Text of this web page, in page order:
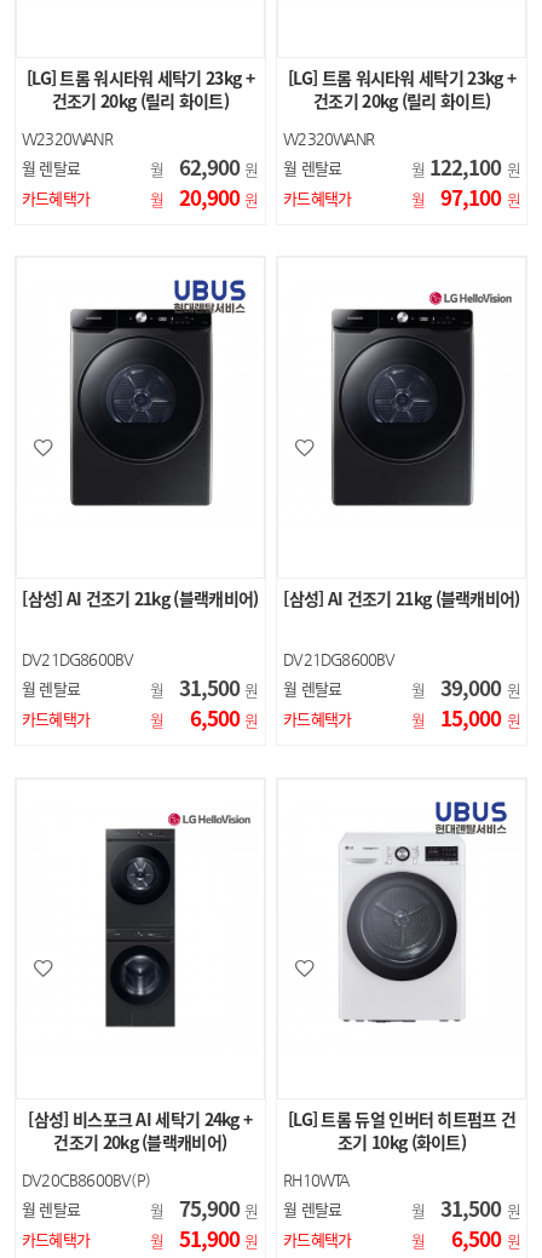
[LG] 트롬 워시타워 세탁기 23kg +
건조기 20kg (릴리 화이트)
W2320WANR
월 렌탈료 월 62,900 원
카드혜택가
월 20,900 원
[LG] 트롬 워시타워 세탁기 23kg +
건조기 20kg (릴리 화이트)
W2320WANR
월 렌탈료 월 122,100 원
카드혜택가
월 97,100 원
[삼성] AI 건조기 21kg (블랙캐비어)
DV21DG8600BV
월 렌탈료 월 31,500 원
카드혜택가
월 6,500 원
[삼성] AI 건조기 21kg (블랙캐비어)
DV21DG8600BV
월 렌탈료 월 39,000 원
카드혜택가
월 15,000 원
[삼성] 비스포크 AI 세탁기 24kg +
건조기 20kg (블랙캐비어)
DV20CB8600BV(P)
월 렌탈료 월 75,900 원
카드혜택가
월 51,900 원
[LG] 트롬 듀얼 인버터 히트펌프 건
조기 10kg (화이트)
RH10WTA
월 렌탈료 월 31,500 원
카드혜택가
월 6,500 원